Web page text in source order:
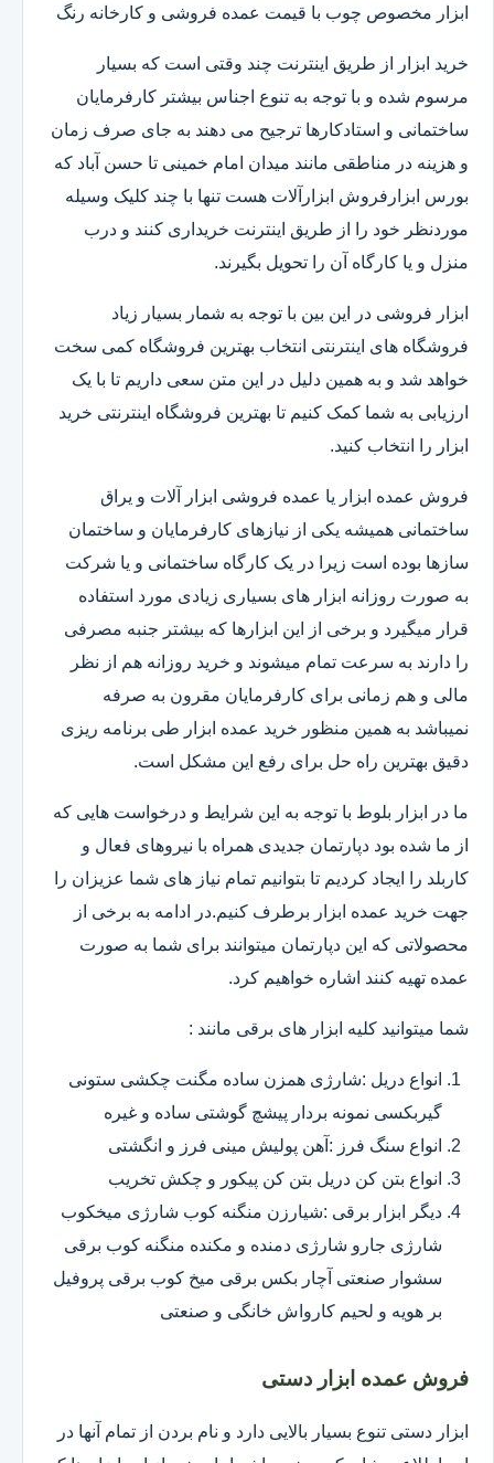
ابزار مخصوص چوب با قیمت عمده فروشی و کارخانه رنگ
خرید ابزار از طریق اینترنت چند وقتی است که بسیار
مرسوم شده و با توجه به تنوع اجناس بیشتر کارفرمایان
ساختمانی و استادکارها ترجیح می دهند به جای صرف زمان
و هزینه در مناطقی مانند میدان امام خمینی تا حسن آباد که
بورس ابزارفروش ابزارآلات هست تنها با چند کلیک وسیله
موردنظر خود را از طریق اینترنت خریداری کنند و درب
منزل و یا کارگاه آن را تحویل بگیرند.
ابزار فروشی در این بین با توجه به شمار بسیار زیاد
فروشگاه های اینترنتی انتخاب بهترین فروشگاه کمی سخت
خواهد شد و به همین دلیل در این متن سعی داریم تا با یک
ارزیابی به شما کمک کنیم تا بهترین فروشگاه اینترنتی خرید
ابزار را انتخاب کنید.
فروش عمده ابزار یا عمده فروشی ابزار آلات و یراق
ساختمانی همیشه یکی از نیازهای کارفرمایان و ساختمان
سازها بوده است زیرا در یک کارگاه ساختمانی و یا شرکت
به صورت روزانه ابزار های بسیاری زیادی مورد استفاده
قرار میگیرد و برخی از این ابزارها که بیشتر جنبه مصرفی
را دارند به سرعت تمام میشوند و خرید روزانه هم از نظر
مالی و هم زمانی برای کارفرمایان مقرون به صرفه
نمیباشد به همین منظور خرید عمده ابزار طی برنامه ریزی
دقیق بهترین راه حل برای رفع این مشکل است.
ما در ابزار بلوط با توجه به این شرایط و درخواست هایی که
از ما شده بود دپارتمان جدیدی همراه با نیروهای فعال و
کاربلد را ایجاد کردیم تا بتوانیم تمام نیاز های شما عزیزان را
جهت خرید عمده ابزار برطرف کنیم.در ادامه به برخی از
محصولاتی که این دپارتمان میتوانند برای شما به صورت
عمده تهیه کنند اشاره خواهیم کرد.
شما میتوانید کلیه ابزار های برقی مانند :
انواع دریل :شارژی همزن ساده مگنت چکشی ستونی
گیربکسی نمونه بردار پیشچ گوشتی ساده و غیره
انواع سنگ فرز :آهن پولیش مینی فرز و انگشتی
انواع بتن کن دریل بتن کن پیکور و چکش تخریب
دیگر ابزار برقی :شیارزن منگنه کوب شارژی میخکوب
شارژی جارو شارژی دمنده و مکنده منگنه کوب برقی
سشوار صنعتی آچار بکس برقی میخ کوب برقی پروفیل
بر هویه و لحیم کارواش خانگی و صنعتی
فروش عمده ابزار دستی
ابزار دستی تنوع بسیار بالایی دارد و نام بردن از تمام آنها در